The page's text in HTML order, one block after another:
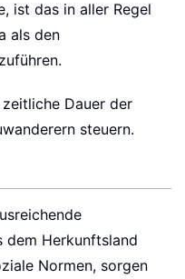
ist das in aller Regel
als den
Dauer der
steuern.
dem Herkunftsland
Normen, sorgen